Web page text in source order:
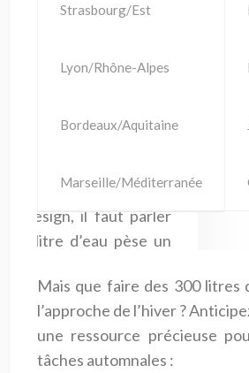
Strasbourg/Est
Lyon/Rhône-Alpes
Bordeaux/Aquitaine
Marseille/Méditerranée
Mais que faire des 300 litres
l’approche de l’hiver ?
une ressource précieuse
tâches automnales :